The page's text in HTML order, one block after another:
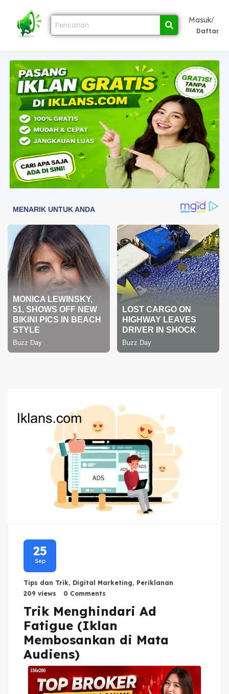
Masuk/
Daftar
25
Sep
Tips dan Trik, Digital Marketing, Periklanan
209 views
0 Comments
Trik Menghindari Ad
Fatigue (Iklan
Membosankan di Mata
Audiens)